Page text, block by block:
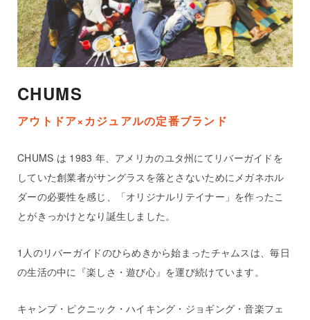
CHUMS
アウトドア×カジュアルの定番ブランド
CHUMS は 1983 年、アメリカのユタ州にてリバーガイドを
していた創業者がサングラスを落とさないためにメガネホル
ダーの必要性を感じ、「オリジナルリテイナー」を作ったこ
とがきっかけとなり誕生しました。
1人のリバーガイドのひらめきから始まったチャムスは、毎日
の生活の中に『楽しさ・遊び心』を運び続けています。
キャンプ・ピクニック・ハイキング・ジョギング・音楽フェ